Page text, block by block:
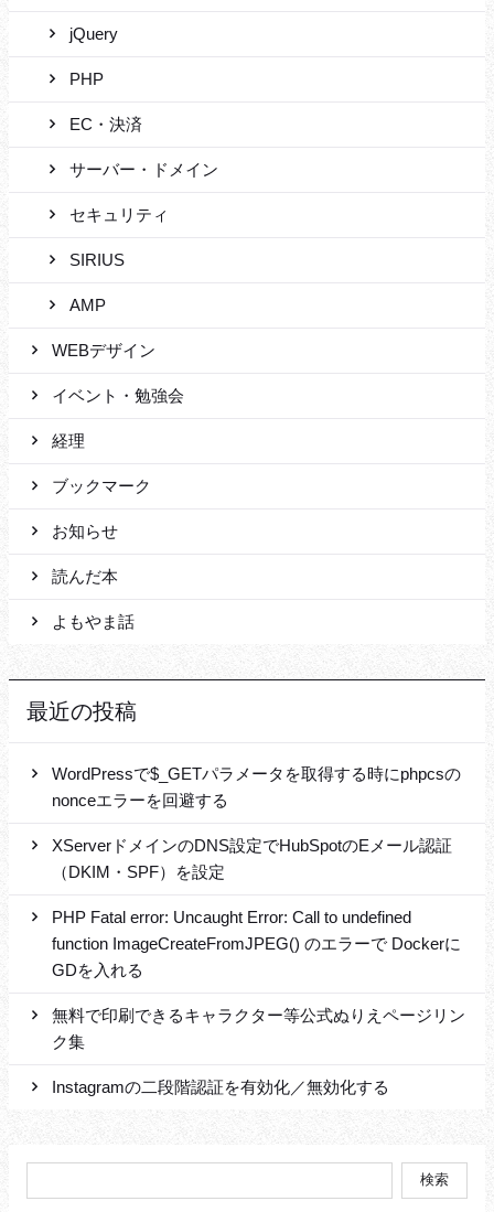
jQuery
PHP
EC・決済
サーバー・ドメイン
セキュリティ
SIRIUS
AMP
WEBデザイン
イベント・勉強会
経理
ブックマーク
お知らせ
読んだ本
よもやま話
最近の投稿
WordPressで$_GETパラメータを取得する時にphpcsの
nonceエラーを回避する
XServerドメインのDNS設定でHubSpotのEメール認証
（DKIM・SPF）を設定
PHP Fatal error: Uncaught Error: Call to undefined
function ImageCreateFromJPEG() のエラーで Dockerに
GDを入れる
無料で印刷できるキャラクター等公式ぬりえページリン
ク集
Instagramの二段階認証を有効化／無効化する
索: